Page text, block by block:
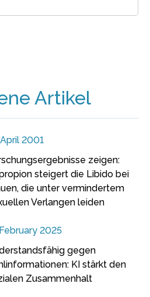
Artikel
2001
zeigen:
steigert die Libido bei
die unter vermindertem
Verlangen leiden
2025
gegen
KI stärkt den
Zusammenhalt